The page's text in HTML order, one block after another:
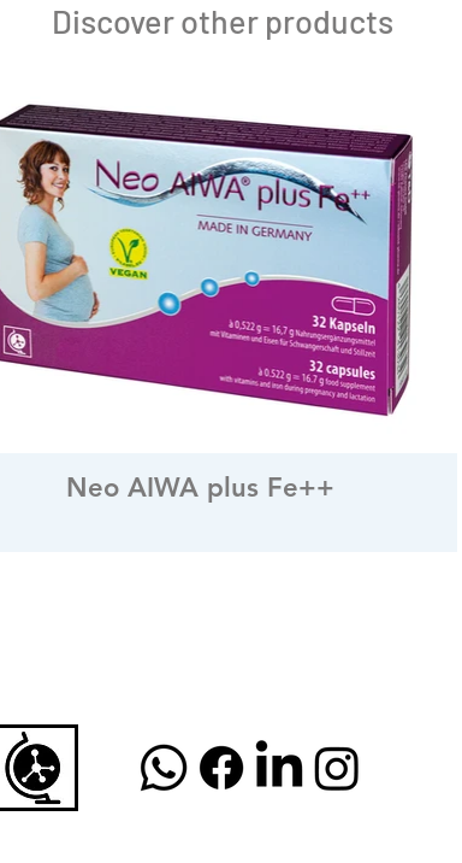
Neo AIWA plus Fe++
Discover other products